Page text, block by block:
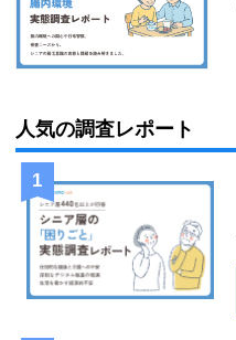
人気の調査レポート